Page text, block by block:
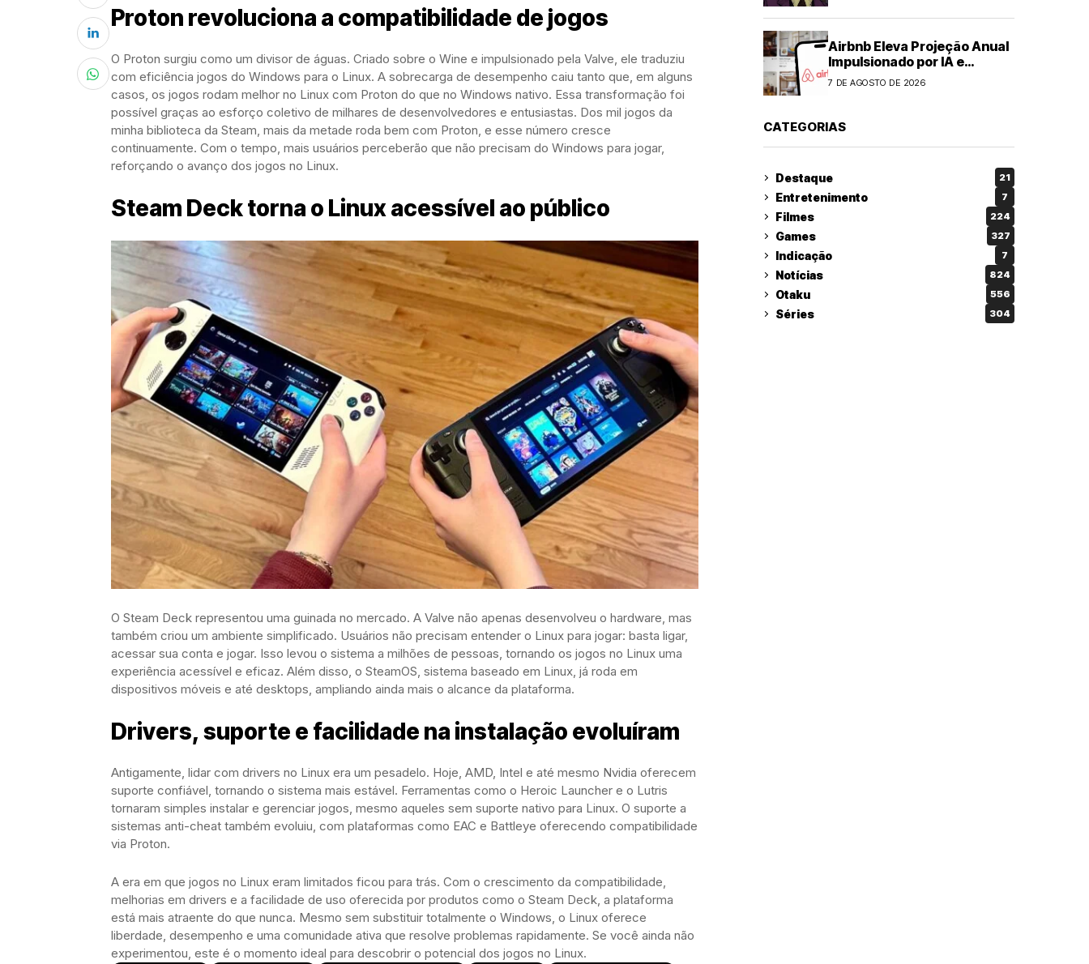
Proton revoluciona a compatibilidade de jogos
O Proton surgiu como um divisor de águas. Criado sobre o Wine e impulsionado pela Valve, ele traduziu
com eficiência jogos do Windows para o Linux. A sobrecarga de desempenho caiu tanto que, em alguns
casos, os jogos rodam melhor no Linux com Proton do que no Windows nativo. Essa transformação foi
possível graças ao esforço coletivo de milhares de desenvolvedores e entusiastas. Dos mil jogos da
minha biblioteca da Steam, mais da metade roda bem com Proton, e esse número cresce
continuamente. Com o tempo, mais usuários perceberão que não precisam do Windows para jogar,
reforçando o avanço dos jogos no Linux.
Steam Deck torna o Linux acessível ao público
O Steam Deck representou uma guinada no mercado. A Valve não apenas desenvolveu o hardware, mas
também criou um ambiente simplificado. Usuários não precisam entender o Linux para jogar: basta ligar,
acessar sua conta e jogar. Isso levou o sistema a milhões de pessoas, tornando os jogos no Linux uma
experiência acessível e eficaz. Além disso, o SteamOS, sistema baseado em Linux, já roda em
dispositivos móveis e até desktops, ampliando ainda mais o alcance da plataforma.
Drivers, suporte e facilidade na instalação evoluíram
Antigamente, lidar com drivers no Linux era um pesadelo. Hoje, AMD, Intel e até mesmo Nvidia oferecem
suporte confiável, tornando o sistema mais estável. Ferramentas como o Heroic Launcher e o Lutris
tornaram simples instalar e gerenciar jogos, mesmo aqueles sem suporte nativo para Linux. O suporte a
sistemas anti-cheat também evoluiu, com plataformas como EAC e Battleye oferecendo compatibilidade
via Proton.
A era em que jogos no Linux eram limitados ficou para trás. Com o crescimento da compatibilidade,
melhorias em drivers e a facilidade de uso oferecida por produtos como o Steam Deck, a plataforma
está mais atraente do que nunca. Mesmo sem substituir totalmente o Windows, o Linux oferece
liberdade, desempenho e uma comunidade ativa que resolve problemas rapidamente. Se você ainda não
experimentou, este é o momento ideal para descobrir o potencial dos jogos no Linux.
Airbnb Eleva Projeção Anual
Impulsionado por IA e
Demanda Forte
7 DE AGOSTO DE 2026
CATEGORIAS
Destaque 21
Entretenimento 7
Filmes 224
Games 327
Indicação 7
Notícias 824
Otaku 556
Séries 304